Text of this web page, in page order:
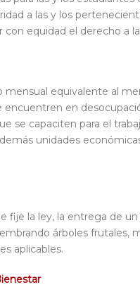
a las y los
equidad el derecho a
equivalente al
en
se capaciten para el
unidades
fije la ley, la entrega de
árboles frutales,
aplicables.